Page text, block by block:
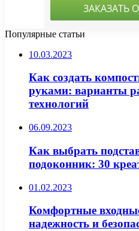
Популярные статьи
10.03.2023
Как создать
руками: варианты
технологий
06.09.2023
Как выбрать
подоконник: 30
01.02.2023
Комфортные
надежность и